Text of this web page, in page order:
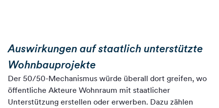
Auswirkungen auf staatlich unterstützte
Wohnbauprojekte
Der 50/50-Mechanismus würde überall dort greifen, wo
öffentliche Akteure Wohnraum mit staatlicher
Unterstützung erstellen oder erwerben. Dazu zählen